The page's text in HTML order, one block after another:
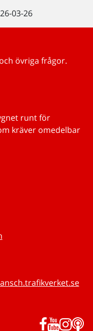
03-26
övriga frågor.
runt för
kräver omedelbar
Facebook
YouTube